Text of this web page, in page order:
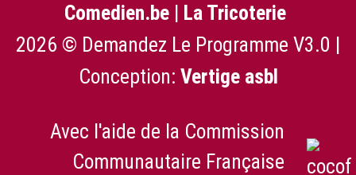
Comedien.be | La Tricoterie
2026 © Demandez Le Programme V3.0 |
Conception: Vertige asbl
Avec l'aide de la Commission
Communautaire Française